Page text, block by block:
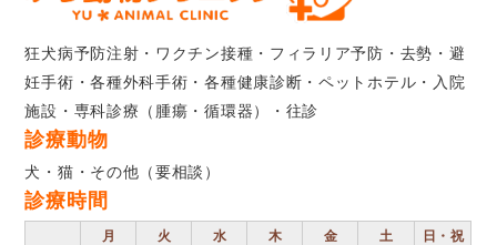
狂犬病予防注射・ワクチン接種・フィラリア予防・去勢・避
妊手術・各種外科手術・各種健康診断・ペットホテル・入院
施設・専科診療（腫瘍・循環器）・往診
診療動物
犬・猫・その他（要相談）
診療時間
月 火 水 木 金 土
日・祝